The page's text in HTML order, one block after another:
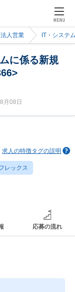
MENU
法人営業 IT・システ
に係る新規
月08日
求人の特徴タグの説明
レックス
応募の流れ